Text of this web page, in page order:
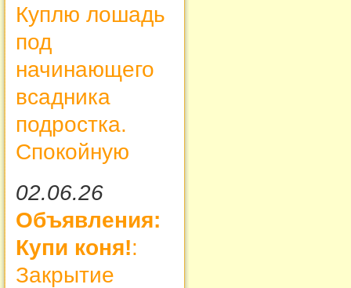
Куплю лошадь
под
начинающего
всадника
подростка.
Спокойную
02.06.26
Объявления:
Купи коня!:
Закрытие